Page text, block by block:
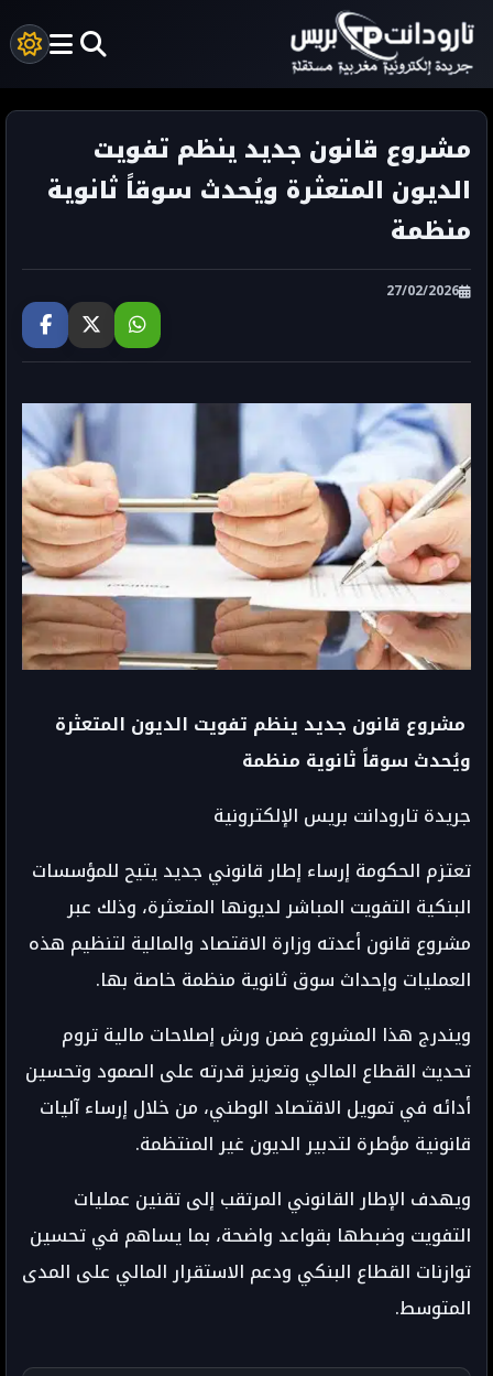
مشروع قانون جديد ينظم تفويت
الديون المتعثرة ويُحدث سوقاً ثانوية
منظمة
27/02/2026
مشروع قانون جديد ينظم تفويت الديون المتعثرة
ويُحدث سوقاً ثانوية منظمة
جريدة تارودانت بريس الإلكترونية
تعتزم الحكومة إرساء إطار قانوني جديد يتيح للمؤسسات
البنكية التفويت المباشر لديونها المتعثرة، وذلك عبر
مشروع قانون أعدته وزارة الاقتصاد والمالية لتنظيم هذه
العمليات وإحداث سوق ثانوية منظمة خاصة بها.
ويندرج هذا المشروع ضمن ورش إصلاحات مالية تروم
تحديث القطاع المالي وتعزيز قدرته على الصمود وتحسين
أدائه في تمويل الاقتصاد الوطني، من خلال إرساء آليات
قانونية مؤطرة لتدبير الديون غير المنتظمة.
ويهدف الإطار القانوني المرتقب إلى تقنين عمليات
التفويت وضبطها بقواعد واضحة، بما يساهم في تحسين
توازنات القطاع البنكي ودعم الاستقرار المالي على المدى
المتوسط.